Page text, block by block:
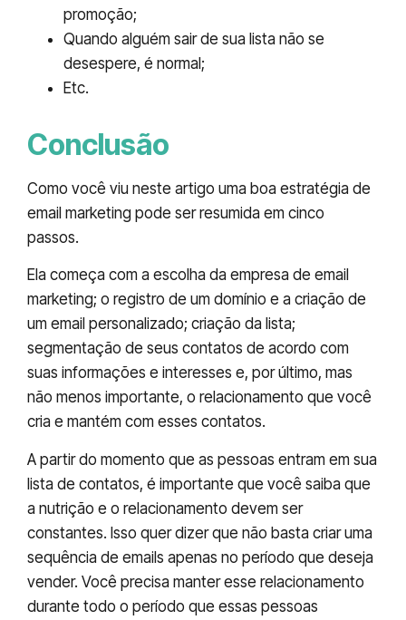
promoção;
Quando alguém sair de sua lista não se
desespere, é normal;
Etc.
Conclusão
Como você viu neste artigo uma boa estratégia de
email marketing pode ser resumida em cinco
passos.
Ela começa com a escolha da empresa de email
marketing; o registro de um domínio e a criação de
um email personalizado; criação da lista;
segmentação de seus contatos de acordo com
suas informações e interesses e, por último, mas
não menos importante, o relacionamento que você
cria e mantém com esses contatos.
A partir do momento que as pessoas entram em sua
lista de contatos, é importante que você saiba que
a nutrição e o relacionamento devem ser
constantes. Isso quer dizer que não basta criar uma
sequência de emails apenas no período que deseja
vender. Você precisa manter esse relacionamento
durante todo o período que essas pessoas